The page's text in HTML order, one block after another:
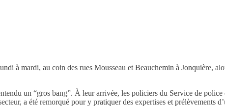
à mardi, au coin des rues Mousseau et Beauchemin à Jonquière,
un “gros bang”. À leur arrivée, les policiers du Service de
a été remorqué pour y pratiquer des expertises et prélèvements